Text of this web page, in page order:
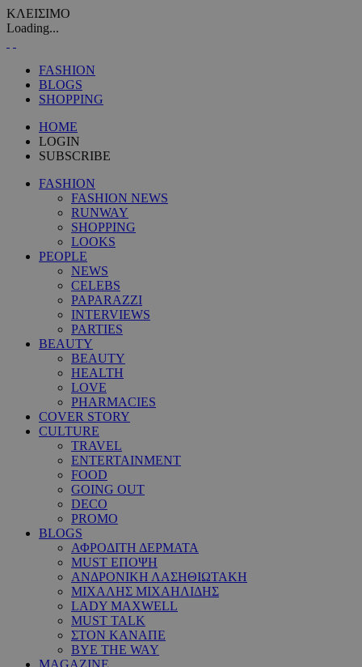
ΚΛΕΙΣΙΜΟ
Loading...
FASHION
BLOGS
SHOPPING
HOME
LOGIN
SUBSCRIBE
FASHION
FASHION NEWS
RUNWAY
SHOPPING
LOOKS
PEOPLE
NEWS
CELEBS
PAPARAZZI
INTERVIEWS
PARTIES
BEAUTY
BEAUTY
HEALTH
LOVE
PHARMACIES
COVER STORY
CULTURE
TRAVEL
ENTERTAINMENT
FOOD
GOING OUT
DECO
PROMO
BLOGS
ΑΦΡΟΔΙΤΗ ΔΕΡΜΑΤΑ
MUST ΕΠΟΨΗ
ΑΝΔΡΟΝΙΚΗ ΛΑΣΗΘΙΩΤΑΚΗ
ΜΙΧΑΛΗΣ ΜΙΧΑΗΛΙΔΗΣ
LADY MAXWELL
MUST TALK
ΣΤΟΝ ΚΑΝΑΠΕ
BYE THE WAY
MAGAZINE